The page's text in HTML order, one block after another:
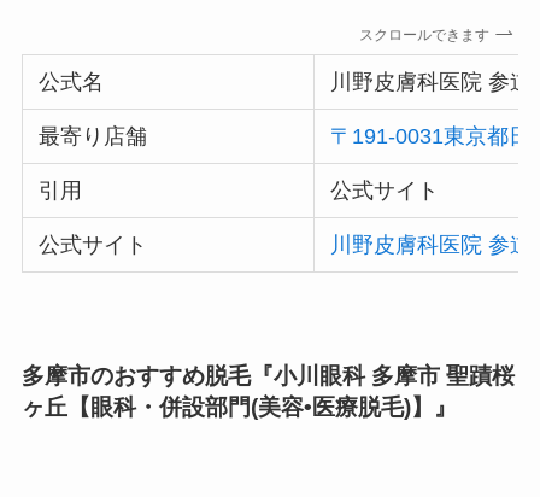
スクロールできます
公式名 川野皮膚科医院 参道
最寄り店舗 〒191-0031東京都
引用 公式サイト
公式サイト 川野皮膚科医院 参道
多摩市のおすすめ脱毛『小川眼科 多摩市 聖蹟桜
ヶ丘【眼科・併設部門(美容•医療脱毛)】』